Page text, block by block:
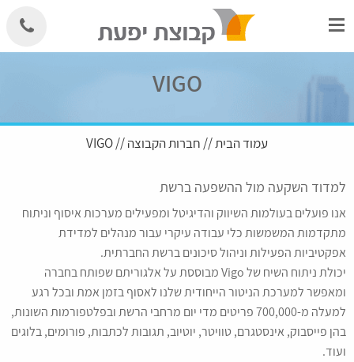
to
VIGO
עמוד הבית// חברות הקבוצה// VIGO
למדוד השקעה מול ההשפעה ברשת
אנו פועלים בעולמות השיווק והדיגיטל ומפעילים מערכות איסוף וניתוח
מתקדמות המשמשות כלי עבודה עיקרי עבור מנהלים למדידת
אפקטיביות הפעילות וניהול סיכונים ברשת החברתית.
יכולת ניתוח השיח של Vigo מבוססת על אלגוריתם שפותח בחברה
ומאפשר למערכת הניטור הייחודית שלנו לאסוף בזמן אמת ובכל רגע
למעלה מ-700,000 פריטים מדי יום מרחבי הרשת ובפלטפורמות השונות,
בהן פייסבוק, אינסטגרם, טוויטר, יוטיוב, תגובות לכתבות, פורומים, בלוגים
ועוד.